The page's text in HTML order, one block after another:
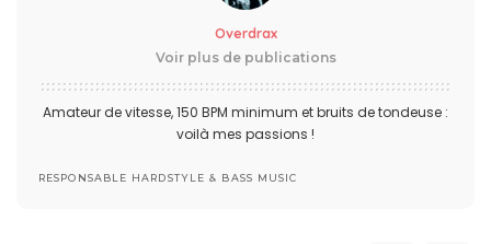
Overdrax
Voir plus de publications
Amateur de vitesse, 150 BPM minimum et bruits de tondeuse :
voilà mes passions !
RESPONSABLE HARDSTYLE & BASS MUSIC